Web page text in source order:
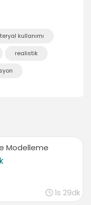
kullanımı
realistik
Modelleme
1s 29dk